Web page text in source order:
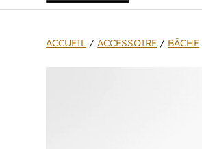
ACCUEIL /ACCESSOIRE / BÂCHE